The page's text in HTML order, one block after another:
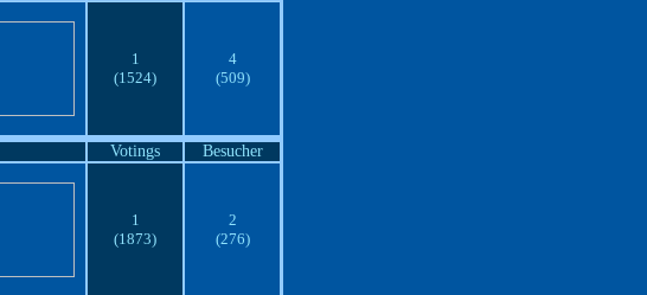
1
(1524)
4
(509)
Votings Besucher
1
(1873)
2
(276)